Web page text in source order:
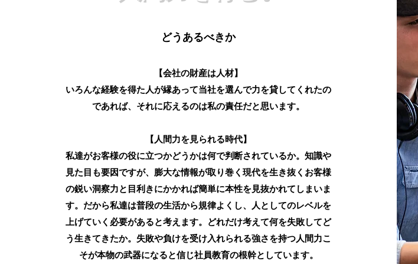
どうあるべきか
​【会社の財産は人材】
いろんな経験を得た人が縁あって当社を選んで力を貸してくれたの
であれば、それに応えるのは私の責任だと思います。
【人間力を見られる時代】
私達がお客様の役に立つかどうかは何で判断されているか。知識や
見た目も要因ですが、膨大な情報が取り巻く現代を生き抜くお客様
の鋭い洞察力と目利きにかかれば簡単に本性を見抜かれてしまいま
す。だから私達は普段の生活から規律よくし、人としてのレベルを
上げていく必要があると考えます。どれだけ考えて何を失敗してど
う生きてきたか。失敗や負けを受け入れられる強さを持つ人間力こ
そが本物の武器になると信じ社員教育の根幹としています。